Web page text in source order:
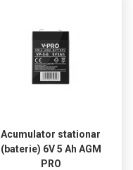
Acumulator stationar
(baterie) 6V 5 Ah AGM
PRO